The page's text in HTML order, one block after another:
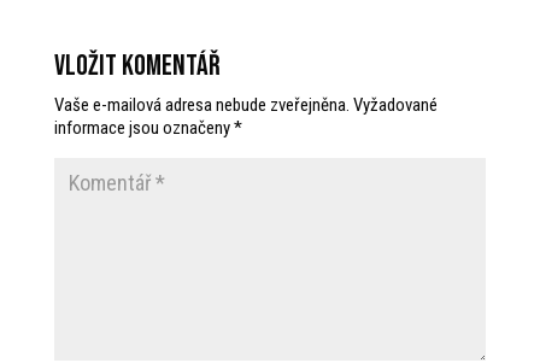
Vložit komentář
Vaše e-mailová adresa nebude zveřejněna. Vyžadované
informace jsou označeny*